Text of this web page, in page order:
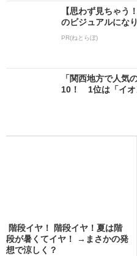
【思わず見ちゃう
のビジュアルにな
PR(ねとらぼ)
「関西地方で人気
10！ 1位は「イオ
階段イヤ！ 階段イヤ！夏は階
段が暑くてイヤ！ →まさかの発
想で涼しく？